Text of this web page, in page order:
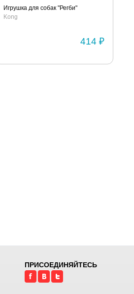
Игрушка для собак "Регби"
Kong
414 ₽
ПРИСОЕДИНЯЙТЕСЬ